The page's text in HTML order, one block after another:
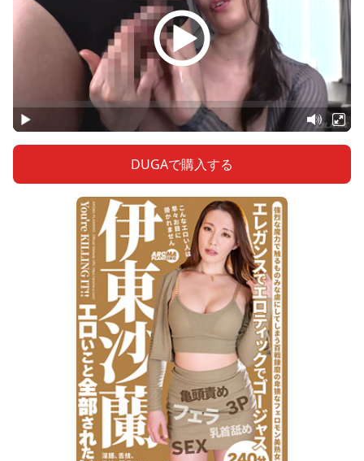
DUGAで購入する